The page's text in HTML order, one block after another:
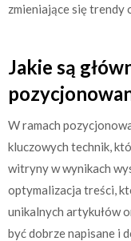
zmieniające się trendy
Jakie są
W ramach
kluczowych technik,
witryny w wynikach
optymalizacja treści,
unikalnych artykułów
być dobrze napisane i